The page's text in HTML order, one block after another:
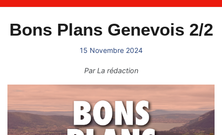
Bons Plans Genevois 2/2
15 Novembre 2024
ParLa rédaction